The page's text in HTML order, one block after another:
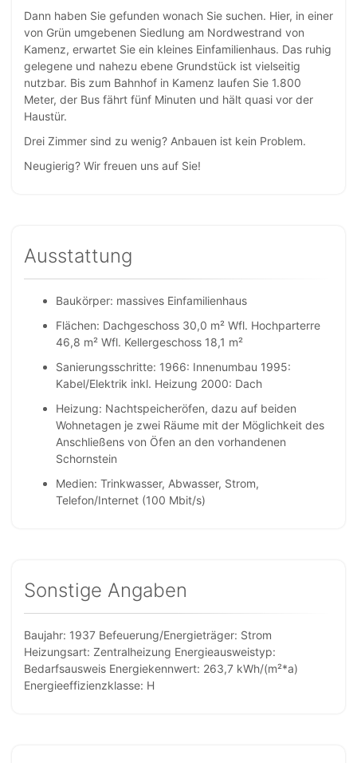
Dann haben Sie gefunden wonach Sie suchen. Hier, in einer
von Grün umgebenen Siedlung am Nordwestrand von
Kamenz, erwartet Sie ein kleines Einfamilienhaus. Das ruhig
gelegene und nahezu ebene Grundstück ist vielseitig
nutzbar. Bis zum Bahnhof in Kamenz laufen Sie 1.800
Meter, der Bus fährt fünf Minuten und hält quasi vor der
Haustür.
Drei Zimmer sind zu wenig? Anbauen ist kein Problem.
Neugierig? Wir freuen uns auf Sie!
Ausstattung
Baukörper: massives Einfamilienhaus
Flächen: Dachgeschoss 30,0 m² Wfl. Hochparterre
46,8 m² Wfl. Kellergeschoss 18,1 m²
Sanierungsschritte: 1966: Innenumbau 1995:
Kabel/Elektrik inkl. Heizung 2000: Dach
Heizung: Nachtspeicheröfen, dazu auf beiden
Wohnetagen je zwei Räume mit der Möglichkeit des
Anschließens von Öfen an den vorhandenen
Schornstein
Medien: Trinkwasser, Abwasser, Strom,
Telefon/Internet (100 Mbit/s)
Sonstige Angaben
Baujahr: 1937 Befeuerung/Energieträger: Strom
Heizungsart: Zentralheizung Energieausweistyp:
Bedarfsausweis Energiekennwert: 263,7 kWh/(m²*a)
Energieeffizienzklasse: H